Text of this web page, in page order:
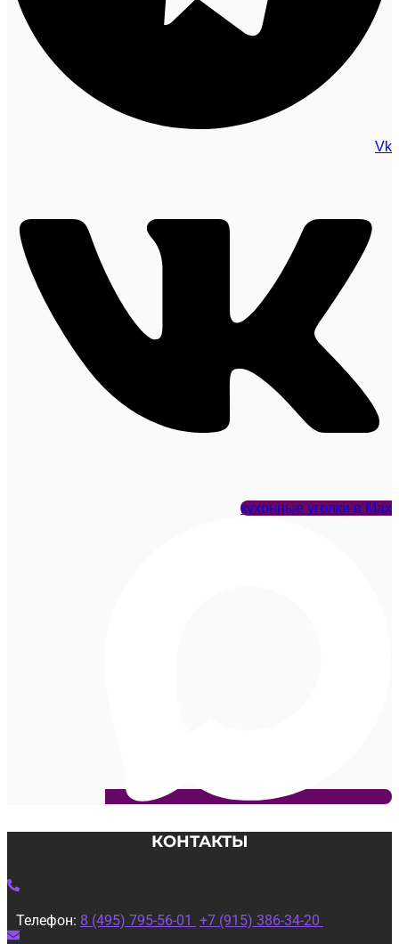
Vk
кухонные уголки в Max
КОНТАКТЫ
Телефон: 8 (495) 795-56-01 +7 (915) 386-34-20